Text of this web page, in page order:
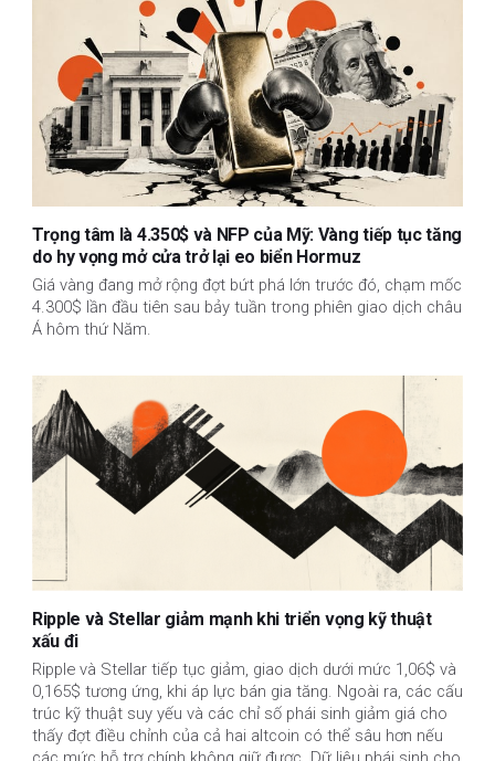
Trọng tâm là 4.350$ và NFP của Mỹ: Vàng tiếp tục tăng
do hy vọng mở cửa trở lại eo biển Hormuz
Giá vàng đang mở rộng đợt bứt phá lớn trước đó, chạm mốc
4.300$ lần đầu tiên sau bảy tuần trong phiên giao dịch châu
Á hôm thứ Năm.
Ripple và Stellar giảm mạnh khi triển vọng kỹ thuật
xấu đi
Ripple và Stellar tiếp tục giảm, giao dịch dưới mức 1,06$ và
0,165$ tương ứng, khi áp lực bán gia tăng. Ngoài ra, các cấu
trúc kỹ thuật suy yếu và các chỉ số phái sinh giảm giá cho
thấy đợt điều chỉnh của cả hai altcoin có thể sâu hơn nếu